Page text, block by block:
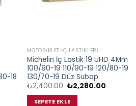
18
MOTOSIKLET İÇ LASTIKLERI
Michelin İç Lastik 19 UHD 4Mm
100/90-19 110/90-19 120/80-19
130/70-19 Düz Subap
₺2,400.00 Orijinal
fiyat:
₺2,400.00.
₺2,280.00Şu
SEPETE EKLE